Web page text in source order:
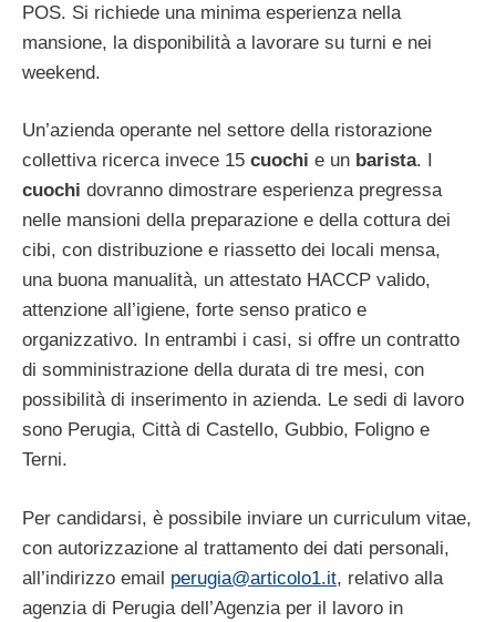
POS. Si richiede una minima esperienza nella
mansione, la disponibilità a lavorare su turni e nei
weekend.
Un’azienda operante nel settore della ristorazione
collettiva ricerca invece 15 cuochi e un barista. I
cuochi dovranno dimostrare esperienza pregressa
nelle mansioni della preparazione e della cottura dei
cibi, con distribuzione e riassetto dei locali mensa,
una buona manualità, un attestato HACCP valido,
attenzione all’igiene, forte senso pratico e
organizzativo. In entrambi i casi, si offre un contratto
di somministrazione della durata di tre mesi, con
possibilità di inserimento in azienda. Le sedi di lavoro
sono Perugia, Città di Castello, Gubbio, Foligno e
Terni.
Per candidarsi, è possibile inviare un curriculum vitae,
con autorizzazione al trattamento dei dati personali,
all’indirizzo email perugia@articolo1.it, relativo alla
agenzia di Perugia dell’Agenzia per il lavoro in